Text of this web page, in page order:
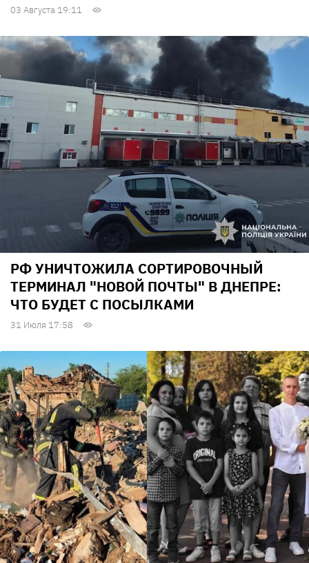
03 Августа 19:11
РФ УНИЧТОЖИЛА СОРТИРОВОЧНЫЙ
ТЕРМИНАЛ "НОВОЙ ПОЧТЫ" В ДНЕПРЕ:
ЧТО БУДЕТ С ПОСЫЛКАМИ
31 Июля 17:58